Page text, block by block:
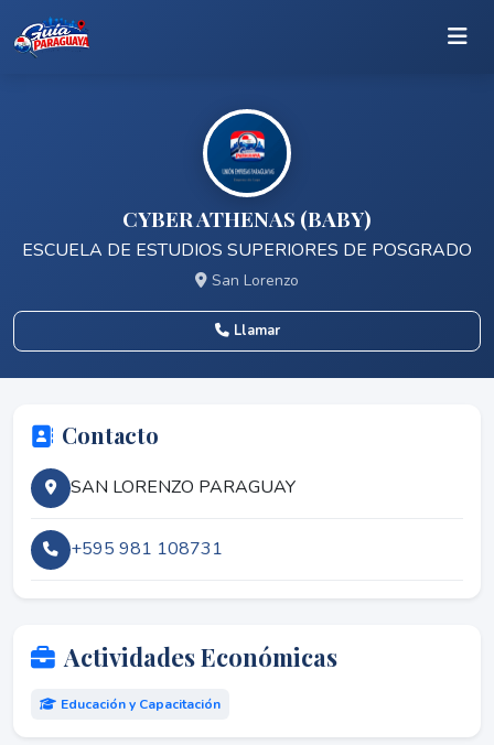
CYBER ATHENAS (BABY)
ESCUELA DE ESTUDIOS SUPERIORES DE POSGRADO
San Lorenzo
Llamar
Contacto
SAN LORENZO PARAGUAY
+595 981 108731
Actividades Económicas
Educación y Capacitación